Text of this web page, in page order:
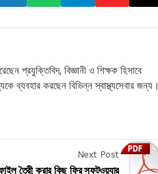
প্রযুক্তিবিদ, বিজ্ঞানী ও শিক্ষক হিসাবে
ব্যবহার করছেন বিভিন্ন স্বাস্থ্যসেবার
Next Post
তৈরী করার কিছু ফ্রি সফটওয়্যার